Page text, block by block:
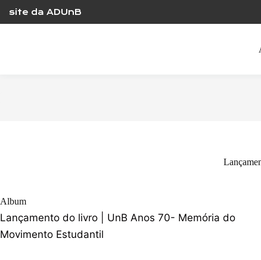
content
site da ADUnB
Album
Lançamento do livro | UnB Anos 70- Memória do
Movimento Estudantil